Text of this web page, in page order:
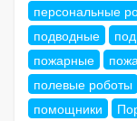
персональные
подводные
пожарные
полевые роботы
помощники